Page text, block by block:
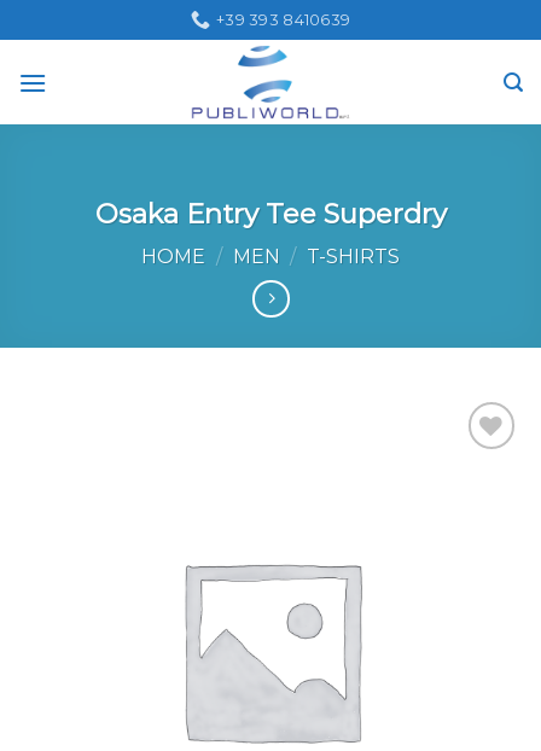
to
content
+39 393 8410639
Osaka Entry Tee Superdry
HOME / MEN / T-SHIRTS